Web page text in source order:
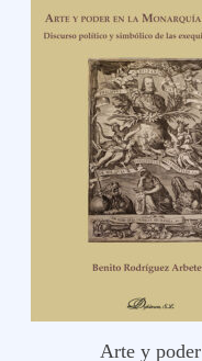
Arte y poder